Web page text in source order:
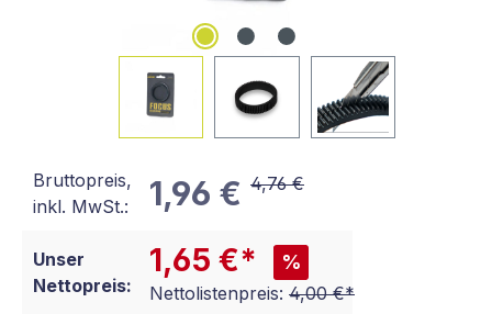
Bruttopreis,
inkl. MwSt.:
1,96 € 4,76 €
Unser
Nettopreis:
1,65 €* %
Nettolistenpreis: 4,00 €*